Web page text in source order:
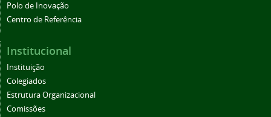
Polo de Inovação
Centro de Referência
Institucional
Instituição
Colegiados
Estrutura Organizacional
Comissões